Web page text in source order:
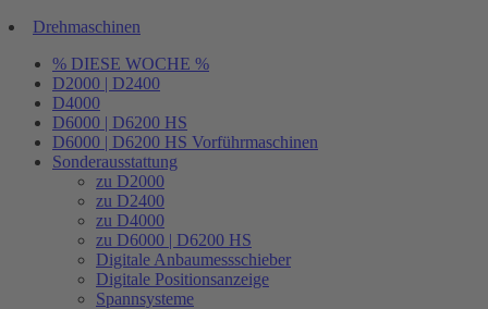
Drehmaschinen
% DIESE WOCHE %
D2000 | D2400
D4000
D6000 | D6200 HS
D6000 | D6200 HS Vorführmaschinen
Sonderausstattung
zu D2000
zu D2400
zu D4000
zu D6000 | D6200 HS
Digitale Anbaumessschieber
Digitale Positionsanzeige
Spannsysteme